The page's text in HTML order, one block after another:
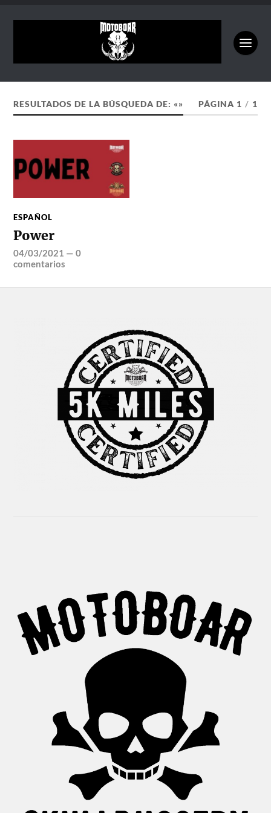
RESULTADOS DE LA BÚSQUEDA DE: «» PÁGINA 1 / 1
ESPAÑOL
Power
04/03/2021 —0
comentarios